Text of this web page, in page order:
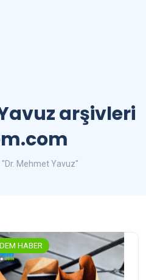
arşivleri
"Dr. Mehmet Yavuz"
HABER